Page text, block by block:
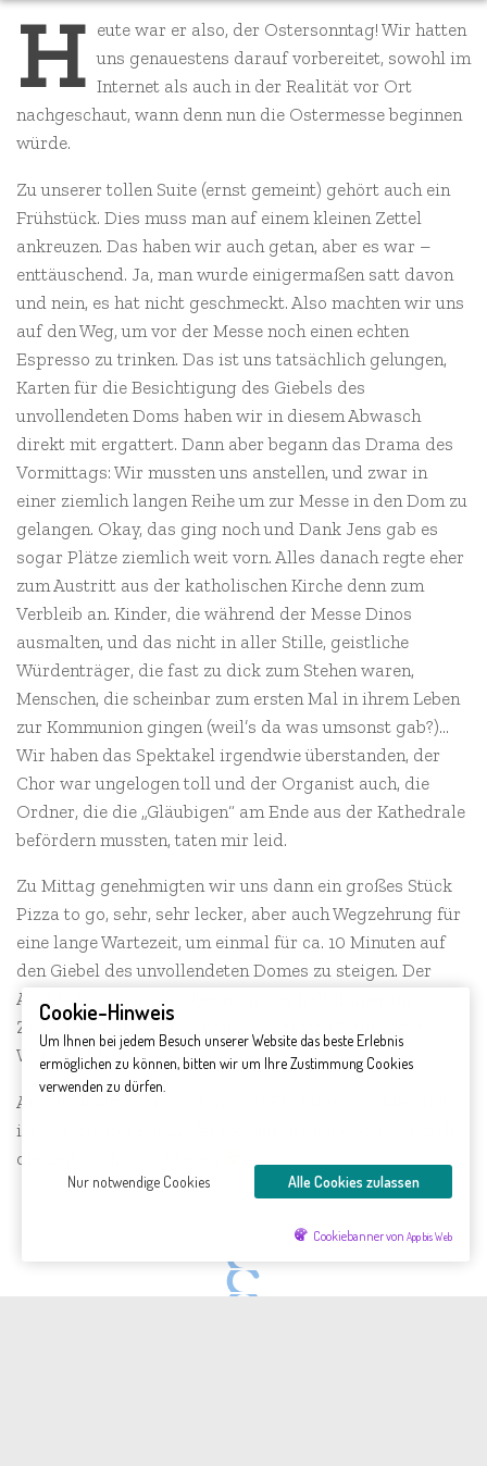
H eute war er also, der Ostersonntag! Wir hatten
uns genauestens darauf vorbereitet, sowohl im
Internet als auch in der Realität vor Ort
nachgeschaut, wann denn nun die Ostermesse beginnen
würde.
Zu unserer tollen Suite (ernst gemeint) gehört auch ein
Frühstück. Dies muss man auf einem kleinen Zettel
ankreuzen. Das haben wir auch getan, aber es war –
enttäuschend. Ja, man wurde einigermaßen satt davon
und nein, es hat nicht geschmeckt. Also machten wir uns
auf den Weg, um vor der Messe noch einen echten
Espresso zu trinken. Das ist uns tatsächlich gelungen,
Karten für die Besichtigung des Giebels des
unvollendeten Doms haben wir in diesem Abwasch
direkt mit ergattert. Dann aber begann das Drama des
Vormittags: Wir mussten uns anstellen, und zwar in
einer ziemlich langen Reihe um zur Messe in den Dom zu
gelangen. Okay, das ging noch und Dank Jens gab es
sogar Plätze ziemlich weit vorn. Alles danach regte eher
zum Austritt aus der katholischen Kirche denn zum
Verbleib an. Kinder, die während der Messe Dinos
ausmalten, und das nicht in aller Stille, geistliche
Würdenträger, die fast zu dick zum Stehen waren,
Menschen, die scheinbar zum ersten Mal in ihrem Leben
zur Kommunion gingen (weil’s da was umsonst gab?)…
Wir haben das Spektakel irgendwie überstanden, der
Chor war ungelogen toll und der Organist auch, die
Ordner, die die „Gläubigen“ am Ende aus der Kathedrale
befördern mussten, taten mir leid.
Zu Mittag genehmigten wir uns dann ein großes Stück
Pizza to go, sehr, sehr lecker, aber auch Wegzehrung für
eine lange Wartezeit, um einmal für ca. 10 Minuten auf
den Giebel des unvollendeten Domes zu steigen. Der
Ausblick war prima, aber man war halt immer im
Zeitschema anderer. Schön war’s trotz 1,5stündiger
Wartezeit trotzdem.
Am Nachmittag gab’s dann viel Eis für uns, schließlich
ist Ostern und Bummelei etc. durch Siena. So lässt sich
die Zeit auch totschlagen
Cookie-Hinweis
Um Ihnen bei jedem Besuch unserer Website das beste Erlebnis
ermöglichen zu können, bitten wir um Ihre Zustimmung Cookies
verwenden zu dürfen.
Nur notwendige Cookies Alle Cookies zulassen
Cookiebanner von App bis Web